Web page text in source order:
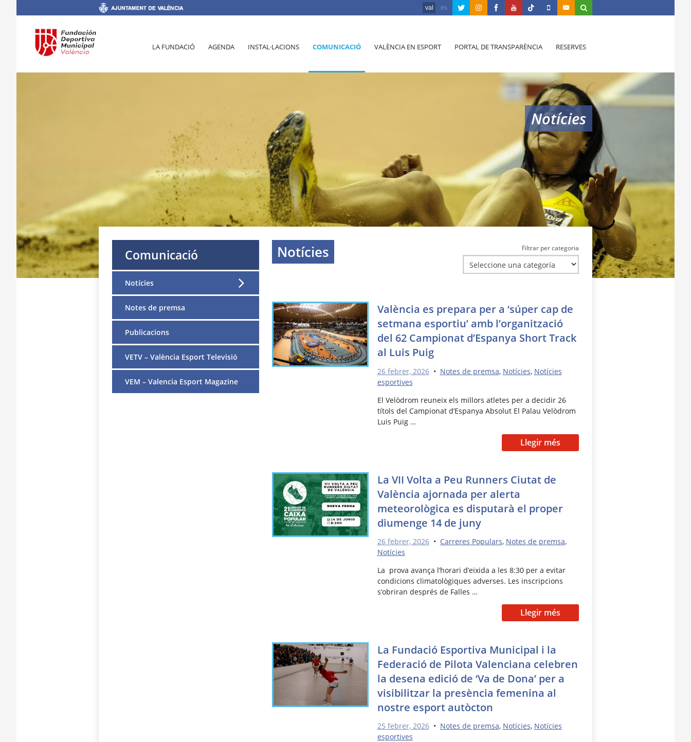
val es
LA FUNDACIÓ AGENDA INSTAL·LACIONS COMUNICACIÓ VALÈNCIA EN ESPORT PORTAL DE TRANSPARÈNCIA RESERVES
Notícies
Notícies Filtrar per categoria
València es prepara per a ‘súper cap de
setmana esportiu’ amb l’organització
del 62 Campionat d’Espanya Short Track
al Luis Puig
26 febrer, 2026• Notes de premsa, Notícies, Notícies
esportives
El Velòdrom reuneix els millors atletes per a decidir 26
títols del Campionat d’Espanya Absolut El Palau Velòdrom
Luis Puig …
Llegir més
La VII Volta a Peu Runners Ciutat de
València ajornada per alerta
meteorològica es disputarà el proper
diumenge 14 de juny
26 febrer, 2026• Carreres Populars, Notes de premsa,
Notícies
La prova avança l’horari d’eixida a les 8:30 per a evitar
condicions climatològiques adverses. Les inscripcions
s’obriran després de Falles …
Llegir més
La Fundació Esportiva Municipal i la
Federació de Pilota Valenciana celebren
la desena edició de ‘Va de Dona’ per a
visibilitzar la presència femenina al
nostre esport autòcton
25 febrer, 2026• Notes de premsa, Notícies, Notícies
esportives
Comunicació
Notícies
Notes de premsa
Publicacions
VETV – València Esport Televisió
VEM – Valencia Esport Magazine